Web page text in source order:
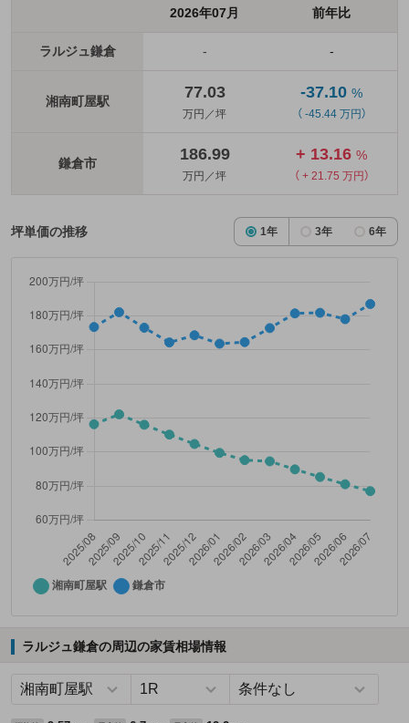
2026年07月 前年比
ラルジュ鎌倉 - -
湘南町屋駅 77.03
万円／坪
-37.10 %
（ -45.44 万円）
鎌倉市 186.99
万円／坪
+ 13.16 %
（ + 21.75 万円）
坪単価の推移 1年 3年 6年
ラルジュ鎌倉の周辺の家賃相場情報